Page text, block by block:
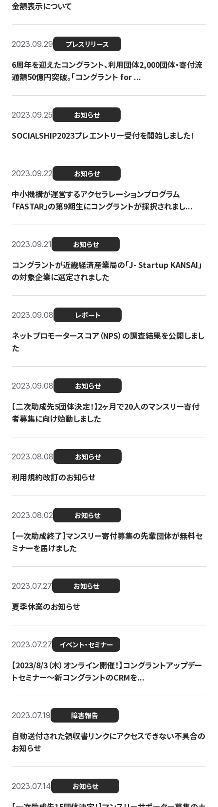
金額表示について
2023.09.29 プレスリリース
6周年を迎えたコングラント、利用団体2,000団体・寄付流
通額50億円突破。「コングラント for ...
2023.09.25 お知らせ
SOCIALSHIP2023プレエントリー受付を開始しました！
2023.09.22 お知らせ
中小機構が運営するアクセラレーションプログラム
「FASTAR」の第9期生にコングラントが採択されまし...
2023.09.21 お知らせ
コングラントが近畿経済産業局の「J- Startup KANSAI」
の対象企業に選定されました
2023.09.08 レポート
ネットプロモータースコア（NPS）の調査結果を公開しまし
た
2023.09.08 お知らせ
【二次助成先5団体決定！】2ヶ月で20人のマンスリー寄付
者募集に向け始動しました
2023.08.08 お知らせ
利用規約改訂のお知らせ
2023.08.02 お知らせ
【一次助成終了】マンスリー寄付募集の先輩団体が無料セ
ミナーを届けました
2023.07.27 お知らせ
夏季休業のお知らせ
2023.07.27 イベント・セミナー
【2023/8/3（木）オンライン開催！】コングラントアップデー
トセミナー〜新コングラントのCRMを...
2023.07.19 障害報告
自動送付された領収書リンクにアクセスできない不具合の
お知らせ
2023.07.14 お知らせ